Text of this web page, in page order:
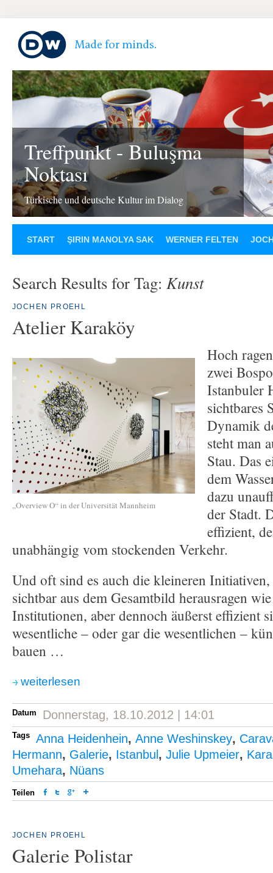
Treffpunkt - Buluşma
Noktası
Türkische und deutsche Kultur im Dialog
START ŞIRIN MANOLYA SAK WERNER FELTEN
Search Results for Tag: Kunst
JOCHEN PROEHL
Atelier Karaköy
„Overview O“ in der Universität Mannheim
Hoch
zwei
Istanbuler
sichtbares
Dynamik
steht man
Stau. Das
dem
dazu
der Stadt.
effizient,
unabhängig vom stockenden Verkehr.
Und oft sind es auch die kleineren
sichtbar aus dem Gesamtbild herausragen
Institutionen, aber dennoch äußerst effizient
wesentliche – oder gar die wesentlichen –
bauen …
weiterlesen
Datum Donnerstag, 18.10.2012 | 14:01
Tags Anna Heidenhein, Anne Weshinskey,
Hermann, Galerie, Istanbul , Julie Upmeier,
Umehara, Nüans
Teilen
JOCHEN PROEHL
Galerie Polistar